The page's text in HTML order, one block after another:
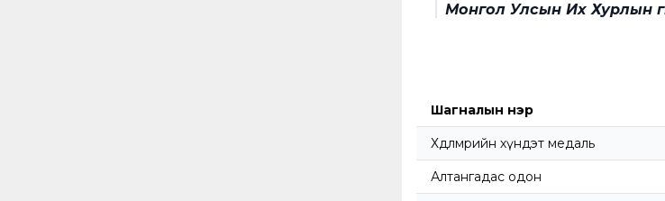
Монгол Улсын Их Хурлын
Шагналын нэр
Хөдөлмөрийн хүндэт медаль
Алтангадас одон